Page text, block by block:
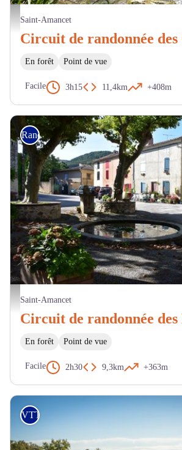
ruisseau des Avaris - Mairie Saint-Amancet
Saint-Amancet
En forêt Point de vue
Facile 3h15 11,4km +408m
place de Saint-Amancet avec ses grands platanes et sa
Randonnée
Saint-Amancet
En forêt Point de vue
Facile 2h30 9,3km +363m
VTT